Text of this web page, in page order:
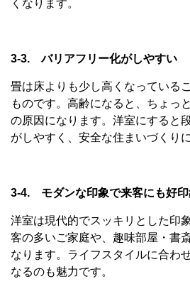
くなります。
3-3. バリアフリー化がしやすい
畳は床よりも少し高くなっている
ものです。高齢になると、ちょっ
の原因になります。洋室にすると
がしやすく、安全な住まいづくり
3-4. モダンな印象で来客にも好印
洋室は現代的でスッキリとした印
客の多いご家庭や、趣味部屋・書
なります。ライフスタイルに合わ
なるのも魅力です。